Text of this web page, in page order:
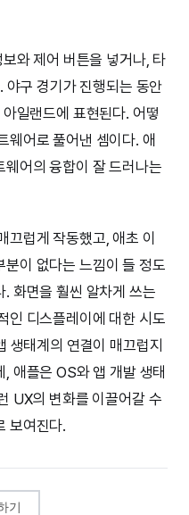
와 제어 버튼을 넣거나, 타
야구 경기가 진행되는 동안
일랜드에 표현된다. 어떻
웨어로 풀어낸 셈이다. 애
어의 융합이 잘 드러나는
끄럽게 작동했고, 애초 이
이 없다는 느낌이 들 정도
화면을 훨씬 알차게 쓰는
인 디스플레이에 대한 시도
생태계의 연결이 매끄럽지
애플은 OS와 앱 개발 생태
UX의 변화를 이끌어갈 수
보여진다.
기